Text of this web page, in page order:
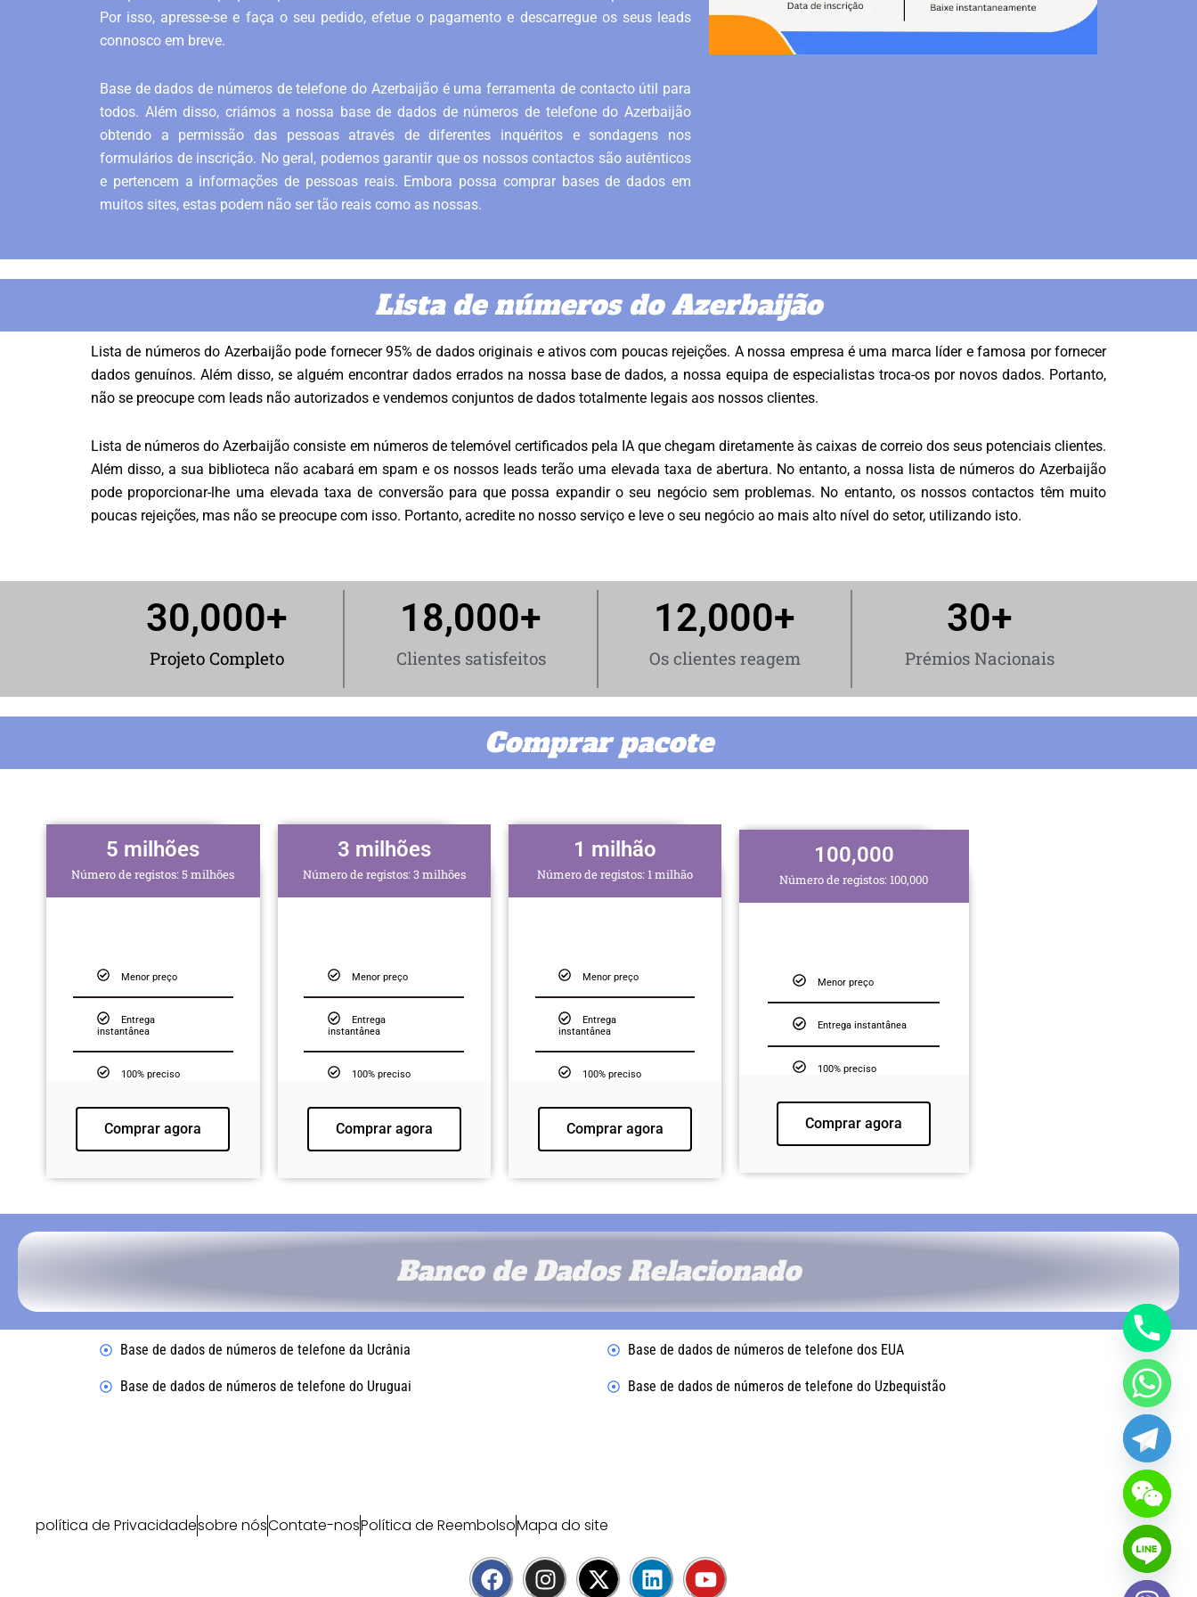
Por isso, apresse-se e faça o seu pedido, efetue o pagamento e descarregue os seus leads
connosco em breve.
Base de dados de números de telefone do Azerbaijão é uma ferramenta de contacto útil para
todos. Além disso, criámos a nossa base de dados de números de telefone do Azerbaijão
obtendo a permissão das pessoas através de diferentes inquéritos e sondagens nos
formulários de inscrição. No geral, podemos garantir que os nossos contactos são autênticos
e pertencem a informações de pessoas reais. Embora possa comprar bases de dados em
muitos sites, estas podem não ser tão reais como as nossas.
Lista de números do Azerbaijão
Lista de números do Azerbaijão pode fornecer 95% de dados originais e ativos com poucas rejeições. A nossa empresa é uma marca líder e famosa por fornecer
dados genuínos. Além disso, se alguém encontrar dados errados na nossa base de dados, a nossa equipa de especialistas troca-os por novos dados. Portanto,
não se preocupe com leads não autorizados e vendemos conjuntos de dados totalmente legais aos nossos clientes.
Lista de números do Azerbaijão consiste em números de telemóvel certificados pela IA que chegam diretamente às caixas de correio dos seus potenciais clientes.
Além disso, a sua biblioteca não acabará em spam e os nossos leads terão uma elevada taxa de abertura. No entanto, a nossa lista de números do Azerbaijão
pode proporcionar-lhe uma elevada taxa de conversão para que possa expandir o seu negócio sem problemas. No entanto, os nossos contactos têm muito
poucas rejeições, mas não se preocupe com isso. Portanto, acredite no nosso serviço e leve o seu negócio ao mais alto nível do setor, utilizando isto.
Projeto Completo
30,000+
Clientes satisfeitos
18,000+
Os clientes reagem
12,000+
Prémios Nacionais
30+
Comprar pacote
5 milhões
Número de registos: 5 milhões
Menor preço
Entrega
instantânea
100% preciso
Comprar agora
3 milhões
Número de registos: 3 milhões
Menor preço
Entrega
instantânea
100% preciso
Comprar agora
1 milhão
Número de registos: 1 milhão
Menor preço
Entrega
instantânea
100% preciso
Comprar agora
100,000
Número de registos: 100,000
Menor preço
Entrega instantânea
100% preciso
Comprar agora
Banco de Dados Relacionado
Base de dados de números de telefone da Ucrânia
Base de dados de números de telefone do Uruguai
Base de dados de números de telefone dos EUA
Base de dados de números de telefone do Uzbequistão
política de Privacidadesobre nósContate-nosPolítica de ReembolsoMapa do site
F
a
I
n
X
-
L
i
Y
o